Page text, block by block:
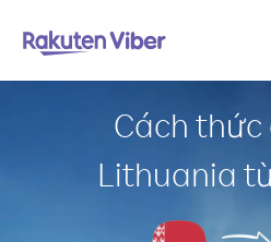
Cách thức
Lithuania